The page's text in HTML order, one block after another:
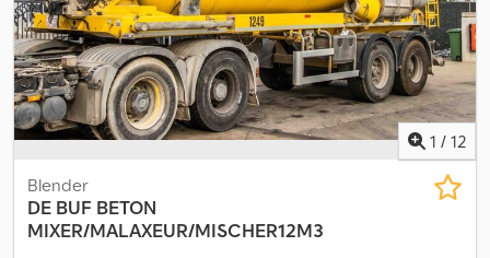
1 / 12
Blender
DE BUF BETON
MIXER/MALAXEUR/MISCHER12M3